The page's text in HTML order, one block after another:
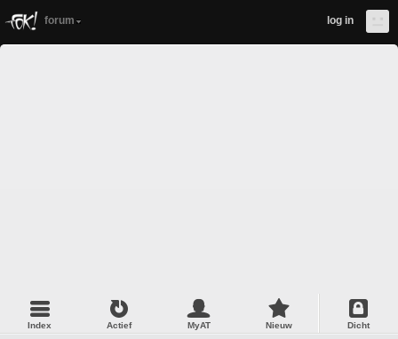
forum log in
Index Actief MyAT Nieuw Dicht